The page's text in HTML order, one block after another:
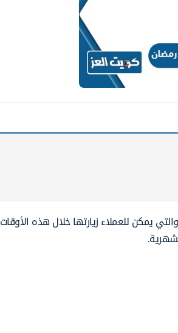
يمكن للعملاء زيارتها خلال هذه الأوقات